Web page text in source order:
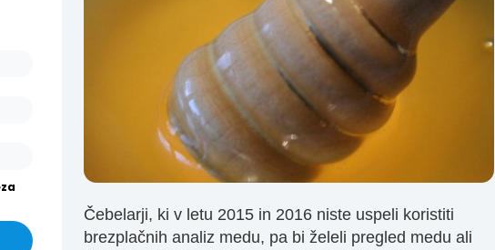
Čebelarji, ki v letu 2015 in 2016 niste uspeli koristiti
brezplačnih analiz medu, pa bi želeli pregled medu ali